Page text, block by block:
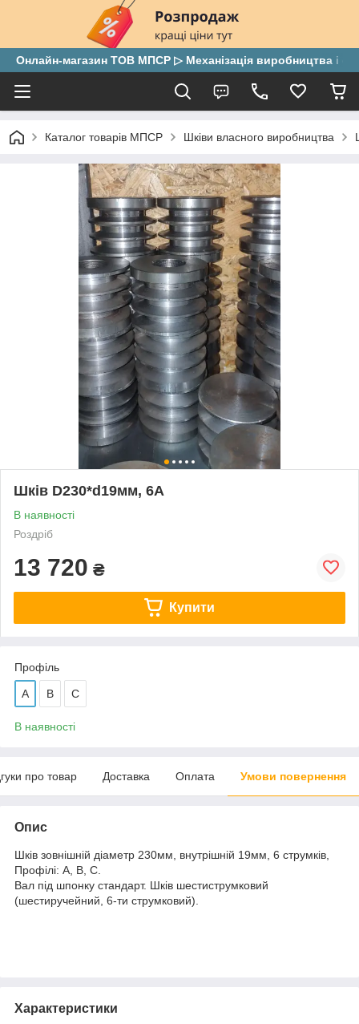
Онлайн-магазин ТОВ МПСР ▷ Механізація виробництва і
Каталог товарів МПСР Шківи власного виробництва
Шків D230*d19мм, 6А
В наявності
Роздріб
13 720 ₴
Купити
Профіль
А В С
В наявності
про товар Доставка Оплата Умови повернення
Опис
Шків зовнішній діаметр 230мм, внутрішній 19мм, 6 струмків,
Профілі: А, В, С.
Вал під шпонку стандарт. Шків шестиструмковий
(шестиручейний, 6-ти струмковий).
Характеристики